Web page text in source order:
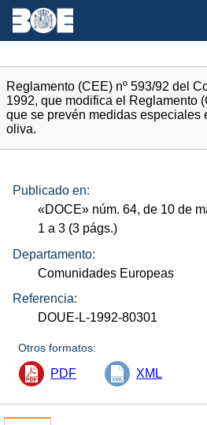
Reglamento (CEE) nº 593/92 del
1992, que modifica el Reglamento
que se prevén medidas especiales
oliva.
Publicado en:
«DOCE» núm. 64, de 10 de
1 a 3 (3 págs.)
Departamento:
Comunidades Europeas
Referencia:
DOUE-L-1992-80301
Otros formatos:
PDF XML